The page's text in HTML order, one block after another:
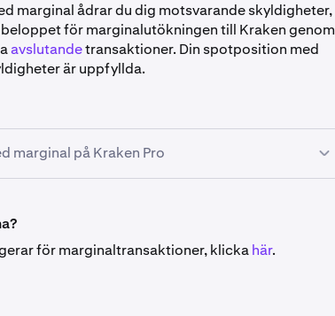
marginal ådrar du dig motsvarande skyldigheter,
för marginalutökningen till Kraken genom
avslutandetransaktioner. Din spotposition med
är uppfyllda.
marginal på Kraken Pro
för en vanlig spothandel (fältet "Belopp"
prisparametrarna för de olika ordertyperna
för marginaltransaktioner, klickahär.